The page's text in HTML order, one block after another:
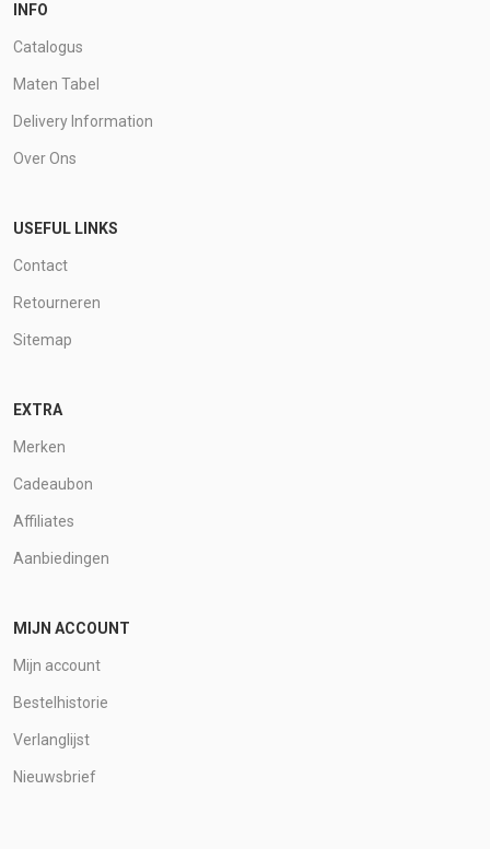
INFO
Catalogus
Maten Tabel
Delivery Information
Over Ons
USEFUL LINKS
Contact
Retourneren
Sitemap
EXTRA
Merken
Cadeaubon
Affiliates
Aanbiedingen
MIJN ACCOUNT
Mijn account
Bestelhistorie
Verlanglijst
Nieuwsbrief